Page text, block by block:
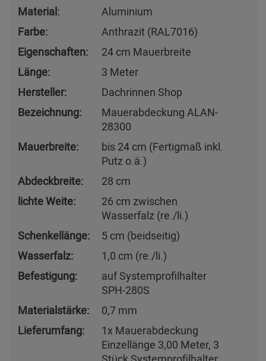
Material:
Aluminium
Farbe:
Anthrazit (RAL7016)
Eigenschaften:
24 cm Mauerbreite
Länge:
3 Meter
Hersteller:
Dachrinnen Shop
Bezeichnung:
Mauerabdeckung ALAN-
28300
Mauerbreite:
bis 24 cm (Fertigmaß inkl.
Putz o.ä.)
Abdeckbreite:
28 cm
lichte Weite:
26 cm zwischen
Wasserfalz (re./li.)
Schenkellänge:
5 cm (beidseitig)
Wasserfalz:
1,0 cm (re./li.)
Befestigung:
auf Systemprofilhalter
SPH-280S
Materialstärke:
0,7 mm
Lieferumfang:
1x Mauerabdeckung
Einzellänge 3,00 Meter, 3